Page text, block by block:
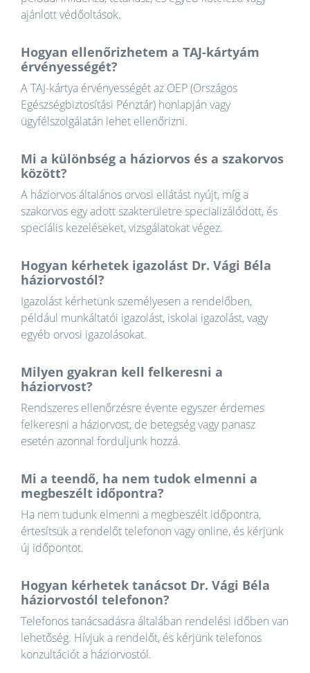
ajánlott védőoltások.
Hogyan ellenőrizhetem a TAJ-kártyám
érvényességét?
A TAJ-kártya érvényességét az OEP (Országos
Egészségbiztosítási Pénztár) honlapján vagy
ügyfélszolgálatán lehet ellenőrizni.
Mi a különbség a háziorvos és a szakorvos
között?
A háziorvos általános orvosi ellátást nyújt, míg a
szakorvos egy adott szakterületre specializálódott, és
speciális kezeléseket, vizsgálatokat végez.
Hogyan kérhetek igazolást Dr. Vági Béla
háziorvostól?
Igazolást kérhetünk személyesen a rendelőben,
például munkáltatói igazolást, iskolai igazolást, vagy
egyéb orvosi igazolásokat.
Milyen gyakran kell felkeresni a
háziorvost?
Rendszeres ellenőrzésre évente egyszer érdemes
felkeresni a háziorvost, de betegség vagy panasz
esetén azonnal forduljunk hozzá.
Mi a teendő, ha nem tudok elmenni a
megbeszélt időpontra?
Ha nem tudunk elmenni a megbeszélt időpontra,
értesítsük a rendelőt telefonon vagy online, és kérjünk
új időpontot.
Hogyan kérhetek tanácsot Dr. Vági Béla
háziorvostól telefonon?
Telefonos tanácsadásra általában rendelési időben van
lehetőség. Hívjuk a rendelőt, és kérjünk telefonos
konzultációt a háziorvostól.